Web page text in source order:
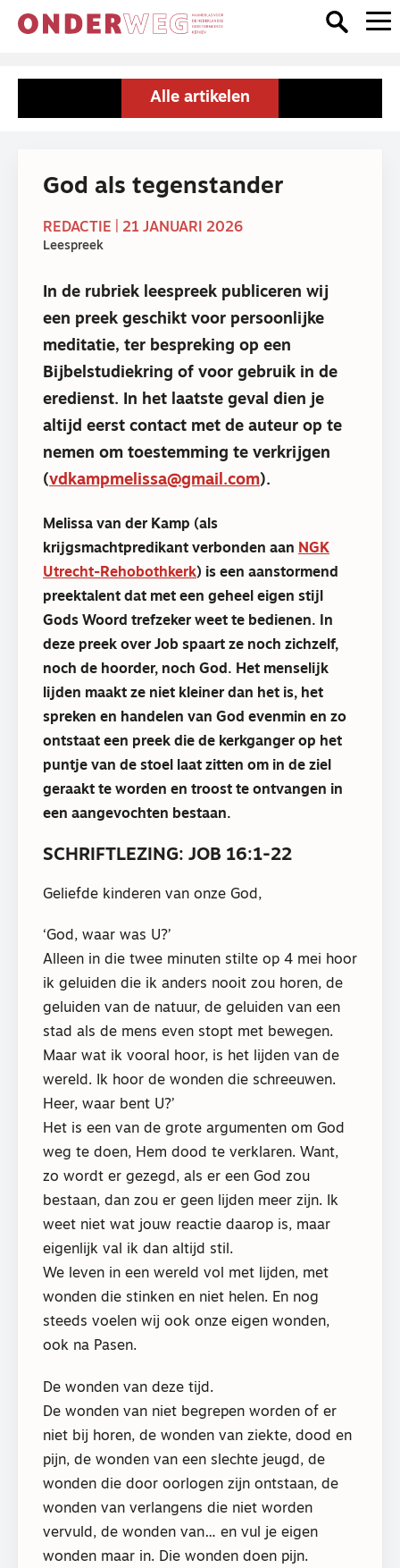
Alle artikelen
God als tegenstander
REDACTIE | 21 JANUARI 2026
Leespreek
In de rubriek leespreek publiceren wij
een preek geschikt voor persoonlijke
meditatie, ter bespreking op een
Bijbelstudiekring of voor gebruik in de
eredienst. In het laatste geval dien je
altijd eerst contact met de auteur op te
nemen om toestemming te verkrijgen
(vdkampmelissa@gmail.com).
Melissa van der Kamp (als
krijgsmachtpredikant verbonden aan NGK
Utrecht-Rehobothkerk) is een aanstormend
preektalent dat met een geheel eigen stijl
Gods Woord trefzeker weet te bedienen. In
deze preek over Job spaart ze noch zichzelf,
noch de hoorder, noch God. Het menselijk
lijden maakt ze niet kleiner dan het is, het
spreken en handelen van God evenmin en zo
ontstaat een preek die de kerkganger op het
puntje van de stoel laat zitten om in de ziel
geraakt te worden en troost te ontvangen in
een aangevochten bestaan.
SCHRIFTLEZING: JOB 16:1-22
Geliefde kinderen van onze God,
‘God, waar was U?’
Alleen in die twee minuten stilte op 4 mei hoor
ik geluiden die ik anders nooit zou horen, de
geluiden van de natuur, de geluiden van een
stad als de mens even stopt met bewegen.
Maar wat ik vooral hoor, is het lijden van de
wereld. Ik hoor de wonden die schreeuwen.
Heer, waar bent U?’
Het is een van de grote argumenten om God
weg te doen, Hem dood te verklaren. Want,
zo wordt er gezegd, als er een God zou
bestaan, dan zou er geen lijden meer zijn. Ik
weet niet wat jouw reactie daarop is, maar
eigenlijk val ik dan altijd stil.
We leven in een wereld vol met lijden, met
wonden die stinken en niet helen. En nog
steeds voelen wij ook onze eigen wonden,
ook na Pasen.
De wonden van deze tijd.
De wonden van niet begrepen worden of er
niet bij horen, de wonden van ziekte, dood en
pijn, de wonden van een slechte jeugd, de
wonden die door oorlogen zijn ontstaan, de
wonden van verlangens die niet worden
vervuld, de wonden van… en vul je eigen
wonden maar in. Die wonden doen pijn.